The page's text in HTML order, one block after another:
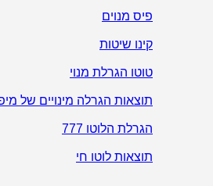
פיס מנוים
קינו שיטות
טוטו הגרלת מנוי
תוצאות הגרלה מינויים של
הגרלת הלוטו 777
תוצאות לוטו חי